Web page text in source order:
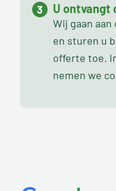
U ontvangt
Wij gaan
en sturen u
offerte toe.
nemen we